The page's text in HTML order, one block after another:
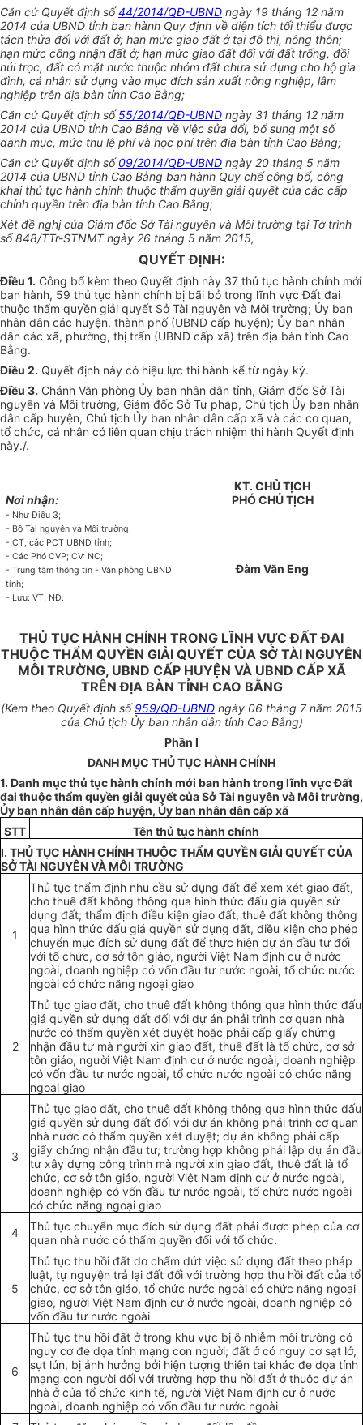
Căn cứ Quyết định số44/2014/QĐ-UBND ngày 19 tháng 12 năm
2014 của UBND tỉnh ban hành Quy định về diện tích tối thiểu được
tách thửa đối với đất ở; hạn mức giao đất ở tại đô thị, nông thôn;
hạn mức công nhận đất ở; hạn mức giao đất đối với đất trống, đồi
núi trọc, đất có mặt nước thuộc nhóm đất chưa sử dụng cho hộ gia
đình, cá nhân sử dụng vào mục đích sản xuất nông nghiệp, lâm
nghiệp trên địa bàn tỉnh Cao Bằng;
Căn cứ Quyết định số55/2014/QĐ-UBND ngày 31 tháng 12 năm
2014 của UBND tỉnh Cao Bằng về việc sửa đổi, bổ sung một số
danh mục, mức thu lệ phí và học phí trên địa bàn tỉnh Cao Bằng;
Căn cứ Quyết định số09/2014/QĐ-UBND ngày 20 tháng 5 năm
2014 của UBND tỉnh Cao Bằng ban hành Quy chế công bố, công
khai thủ tục hành chính thuộc thẩm quyền giải quyết của các cấp
chính quyền trên địa bàn tỉnh Cao Bằng;
Xét đề nghị của Giám đốc Sở Tài nguyên và Môi trường tại Tờ trình
số 848/TTr-STNMT ngày 26 tháng 5 năm 2015,
QUYẾT ĐỊNH:
Điều 1. Công bố kèm theo Quyết định này 37 thủ tục hành chính mới
ban hành, 59 thủ tục hành chính bị bãi bỏ trong lĩnh vực Đất đai
thuộc thẩm quyền giải quyết Sở Tài nguyên và Môi trường; Ủy ban
nhân dân các huyện, thành phố (UBND cấp huyện); Ủy ban nhân
dân các xã, phường, thị trấn (UBND cấp xã) trên địa bàn tỉnh Cao
Bằng.
Điều 2. Quyết định này có hiệu lực thi hành kể từ ngày ký.
Điều 3. Chánh Văn phòng Ủy ban nhân dân tỉnh, Giám đốc Sở Tài
nguyên và Môi trường, Giám đốc Sở Tư pháp, Chủ tịch Ủy ban nhân
dân cấp huyện, Chủ tịch Ủy ban nhân dân cấp xã và các cơ quan,
tổ chức, cá nhân có liên quan chịu trách nhiệm thi hành Quyết định
này./.
Nơi nhận:
- Như Điều 3;
- Bộ Tài nguyên và Môi trường;
- CT, các PCT UBND tỉnh;
- Các Phó CVP; CV: NC;
- Trung tâm thông tin - Văn phòng UBND
tỉnh;
- Lưu: VT, NĐ.
KT. CHỦ TỊCH
PHÓ CHỦ TỊCH
Đàm Văn Eng
THỦ TỤC HÀNH CHÍNH TRONG LĨNH VỰC ĐẤT ĐAI
THUỘC THẨM QUYỀN GIẢI QUYẾT CỦA SỞ TÀI NGUYÊN
MÔI TRƯỜNG, UBND CẤP HUYỆN VÀ UBND CẤP XÃ
TRÊN ĐỊA BÀN TỈNH CAO BẰNG
(Kèm theo Quyết định số959/QĐ-UBND ngày 06 tháng 7 năm 2015
của Chủ tịch Ủy ban nhân dân tỉnh Cao Bằng)
Phần I
DANH MỤC THỦ TỤC HÀNH CHÍNH
1. Danh mục thủ tục hành chính mới ban hành trong lĩnh vựcĐất
đai thuộcthẩm quyền giải quyết củaSởTài nguyên và Môi trường,
Ủy ban nhân dân cấp huyện, Ủy ban nhân dân cấp xã
STT
Tên thủ tục hành chính
I. THỦ TỤC HÀNH CHÍNH THUỘC THẨM QUYỀN GIẢI QUYẾT CỦA
SỞ TÀI NGUYÊN VÀ MÔI TRƯỜNG
1
Thủ tục thẩm định nhu cầu sử dụng đất để xem xét giao đất,
cho thuê đất không thông qua hình thức đấu giá quyền sử
dụng đất; thẩm định điều kiện giao đất, thuê đất không thông
qua hình thức đấu giá quyền sử dụng đất, điều kiện cho phép
chuyển mục đích sử dụng đất để thực hiện dự án đầu tư đối
với tổ chức, cơsởtôn giáo, người Việt Nam định cư ở nước
ngoài, doanh nghiệp có vốn đầu tư nước ngoài, tổ chức nước
ngoài có chức năng ngoại giao
2
Thủ tục giao đất, cho thuê đất không thông qua hình thức đấu
giá quyền sử dụng đất đối với dự án phải trình cơ quan nhà
nước có thẩm quyền xét duyệt hoặc phải cấp giấy chứng
nhận đầu tư mà người xin giao đất, thuê đất là tổ chức, cơ sở
tôn giáo, người Việt Nam định cư ở nước ngoài, doanh nghiệp
có vốn đầu tư nước ngoài, tổ chức nước ngoài có chức năng
ngoại giao
3
Thủ tục giao đất, cho thuê đất không thông qua hình thức đấu
giá quyền sử dụng đất đối với dự án không phải trình cơ quan
nhà nước có thẩm quyền xét duyệt; dự án không phải cấp
giấy chứng nhận đầu tư; trường hợp không phải lập dự án đầu
tư xây dựng công trình mà người xin giao đất, thuê đất là tổ
chức, cơ sở tôn giáo, người Việt Nam định cư ở nước ngoài,
doanh nghiệp có vốn đầu tư nước ngoài, tổ chức nước ngoài
có chức năng ngoại giao
4
Thủ tục chuyển mục đích sử dụng đất phải được phép của cơ
quan nhà nước có thẩm quyền đối với tổ chức.
5
Thủ tục thu hồi đất do chấm dứt việc sử dụng đất theo pháp
luật, tự nguyện trả lại đất đối với trường hợp thu hồi đất của tổ
chức, cơ sở tôn giáo, tổ chức nước ngoài có chức năng ngoại
giao, người Việt Nam định cư ở nước ngoài, doanh nghiệp có
vốn đầu tư nước ngoài
6
Thủ tục thu hồi đất ở trong khu vực bị ô nhiễm môi trường có
nguy cơ đe dọa tính mạng con người; đất ở có nguy cơ sạt lở,
sụt lún, bị ảnh hưởng bởi hiện tượng thiên tai khác đe dọa tính
mạng con người đối với trường hợp thu hồi đất ở thuộc dự án
nhà ở của tổ chức kinh tế, người Việt Nam định cư ở nước
ngoài, doanh nghiệp có vốn đầu tư nước ngoài